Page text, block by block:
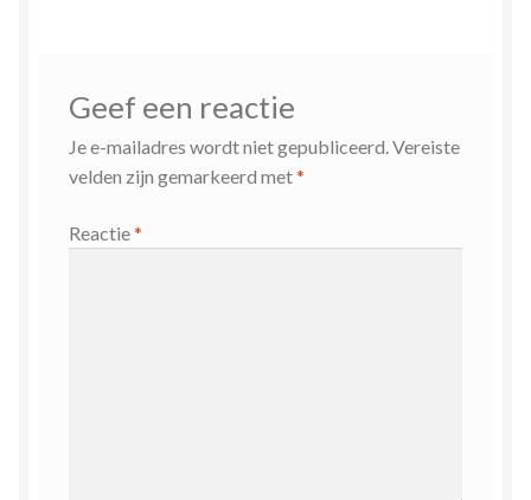
Geef een reactie
Je e-mailadres wordt niet gepubliceerd.Vereiste
velden zijn gemarkeerd met*
Reactie*